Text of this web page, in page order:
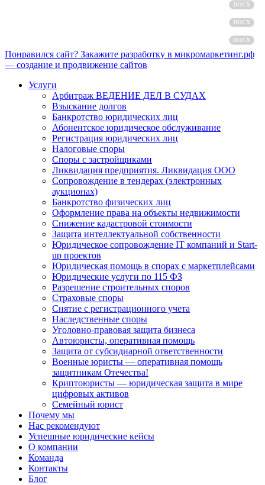
DOCX
DOCX
DOCX
Понравился сайт? Закажите разработку в микромаркетинг.рф
— создание и продвижение сайтов
Услуги
Арбитраж ВЕДЕНИЕ ДЕЛ В СУДАХ
Взыскание долгов
Банкротство юридических лиц
Абонентское юридическое обслуживание
Регистрация юридических лиц
Налоговые споры
Споры с застройщиками
Ликвидация предприятия. Ликвидация ООО
Сопровождение в тендерах (электронных
аукционах)
Банкротство физических лиц
Оформление права на объекты недвижимости
Снижение кадастровой стоимости
Защита интеллектуальной собственности
Юридическое сопровождение IT компаний и Start-
up проектов
Юридическая помощь в спорах с маркетплейсами
Юридические услуги по 115 ФЗ
Разрешение строительных споров
Страховые споры
Снятие с регистрационного учета
Наследственные споры
Уголовно-правовая защита бизнеса
Автоюристы, оперативная помощь
Защита от субсидиарной ответственности
Военные юристы — оперативная помощь
защитникам Отечества!
Криптоюристы — юридическая защита в мире
цифровых активов
Семейный юрист
Почему мы
Нас рекомендуют
Успешные юридические кейсы
О компании
Команда
Контакты
Блог